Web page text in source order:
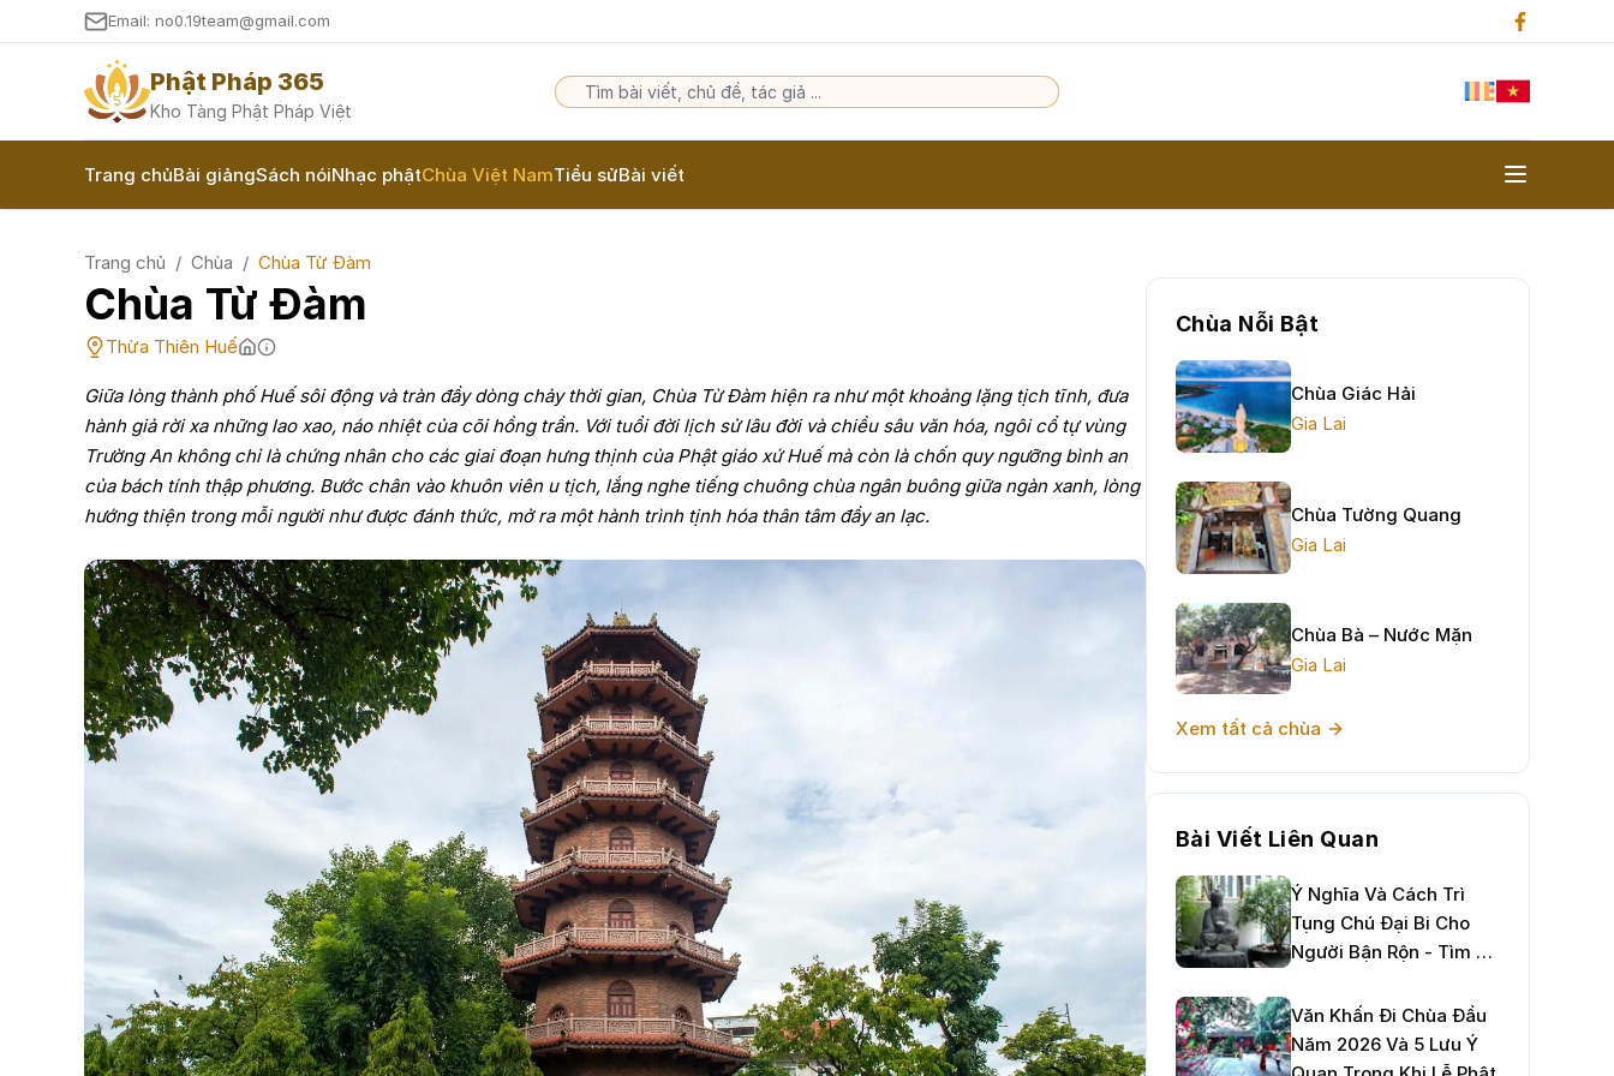
Email: no0.19team@gmail.com
Phật Pháp 365
Kho Tàng Phật Pháp Việt
Trang chủBài giảngSách nóiNhạc phậtChùa Việt NamTiểu sửBài viết
Trang chủ / Chùa / Chùa Từ Đàm
Chùa Từ Đàm
Thừa Thiên Huế
Giữa lòng thành phố Huế sôi động và tràn đầy dòng chảy thời gian, Chùa Từ Đàm hiện ra như một khoảng lặng tịch tĩnh, đưa
hành giả rời xa những lao xao, náo nhiệt của cõi hồng trần. Với tuổi đời lịch sử lâu đời và chiều sâu văn hóa, ngôi cổ tự vùng
Trường An không chỉ là chứng nhân cho các giai đoạn hưng thịnh của Phật giáo xứ Huế mà còn là chốn quy ngưỡng bình an
của bách tính thập phương. Bước chân vào khuôn viên u tịch, lắng nghe tiếng chuông chùa ngân buông giữa ngàn xanh, lòng
hướng thiện trong mỗi người như được đánh thức, mở ra một hành trình tịnh hóa thân tâm đầy an lạc.
Chùa Nỗi Bật
Chùa Giác Hải
Gia Lai
Chùa Tường Quang
Gia Lai
Chùa Bà – Nước Mặn
Gia Lai
Xem tất cả chùa
Bài Viết Liên Quan
Ý Nghĩa Và Cách Trì
Tụng Chú Đại Bi Cho
Người Bận Rộn - Tìm An
Văn Khấn Đi Chùa Đầu
Năm 2026 Và 5 Lưu Ý